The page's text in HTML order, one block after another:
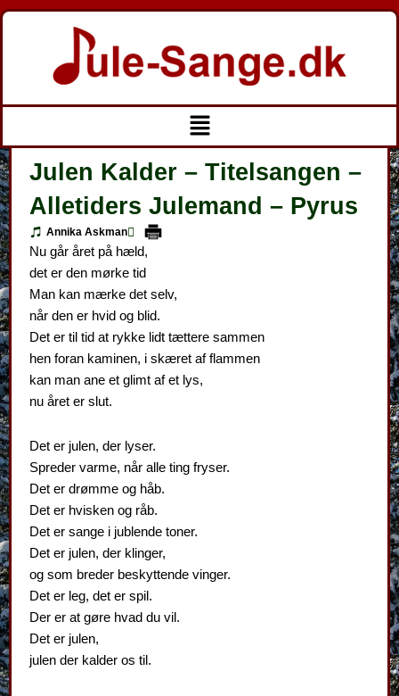
Gå
Menu
Julen Kalder – Titelsangen –
Alletiders Julemand – Pyrus
Annika Askman
Nu går året på hæld,
det er den mørke tid
Man kan mærke det selv,
når den er hvid og blid.
Det er til tid at rykke lidt tættere sammen
hen foran kaminen, i skæret af flammen
kan man ane et glimt af et lys,
nu året er slut.
Det er julen, der lyser.
Spreder varme, når alle ting fryser.
Det er drømme og håb.
Det er hvisken og råb.
Det er sange i jublende toner.
Det er julen, der klinger,
og som breder beskyttende vinger.
Det er leg, det er spil.
Der er at gøre hvad du vil.
Det er julen,
julen der kalder os til.